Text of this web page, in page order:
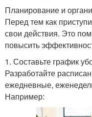
Планирование и
Перед тем как
свои действия. Это
повысить
1. Составьте график
Разработайте
ежедневные,
Например: